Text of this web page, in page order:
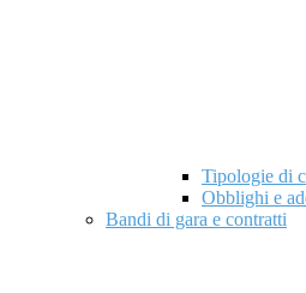
Tipologie di
Obblighi e
Bandi di gara e contratti